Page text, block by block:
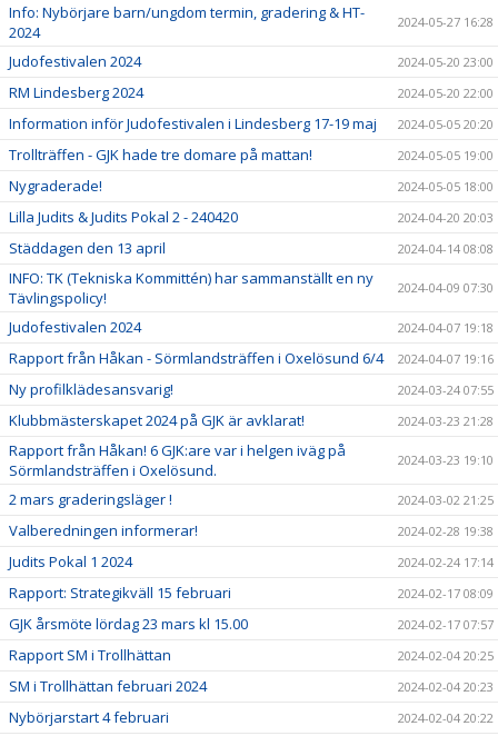
Info: Nybörjare barn/ungdom termin, gradering & HT-
2024
2024-05-27 16:28
Judofestivalen 2024 2024-05-20 23:00
RM Lindesberg 2024 2024-05-20 22:00
Information inför Judofestivalen i Lindesberg 17-19 maj 2024-05-05 20:20
Trollträffen - GJK hade tre domare på mattan! 2024-05-05 19:00
Nygraderade! 2024-05-05 18:00
Lilla Judits & Judits Pokal 2 - 240420 2024-04-20 20:03
Städdagen den 13 april 2024-04-14 08:08
INFO: TK (Tekniska Kommittén) har sammanställt en ny
Tävlingspolicy!
2024-04-09 07:30
Judofestivalen 2024 2024-04-07 19:18
Rapport från Håkan - Sörmlandsträffen i Oxelösund 6/4 2024-04-07 19:16
Ny profilklädesansvarig! 2024-03-24 07:55
Klubbmästerskapet 2024 på GJK är avklarat! 2024-03-23 21:28
Rapport från Håkan! 6 GJK:are var i helgen iväg på
Sörmlandsträffen i Oxelösund.
2024-03-23 19:10
2 mars graderingsläger ! 2024-03-02 21:25
Valberedningen informerar! 2024-02-28 19:38
Judits Pokal 1 2024 2024-02-24 17:14
Rapport: Strategikväll 15 februari 2024-02-17 08:09
GJK årsmöte lördag 23 mars kl 15.00 2024-02-17 07:57
Rapport SM i Trollhättan 2024-02-04 20:25
SM i Trollhättan februari 2024 2024-02-04 20:23
Nybörjarstart 4 februari 2024-02-04 20:22